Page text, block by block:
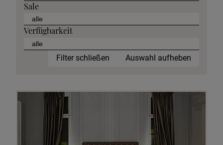
Sale
Verfügbarkeit
Filter schließen Auswahl aufheben